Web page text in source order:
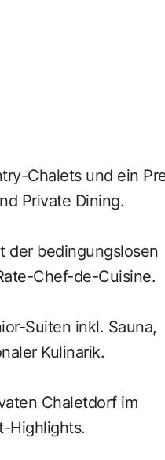
Chalets und ein
Private Dining.
der bedingungslosen
Chef-de-Cuisine.
Suiten inkl. Sauna,
Kulinarik.
Chaletdorf im
Highlights.